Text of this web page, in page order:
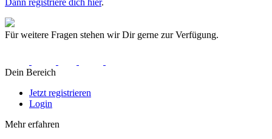
Dann registriere dich hier.
Für weitere Fragen stehen wir Dir gerne zur Verfügung.
Dein Bereich
Jetzt registrieren
Login
Mehr erfahren